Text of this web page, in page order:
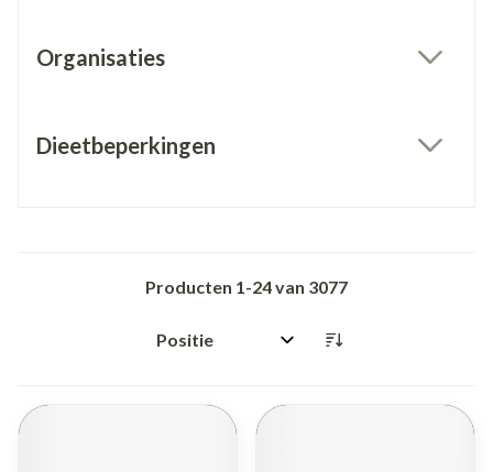
Organisaties
Dieetbeperkingen
Producten 1-24van 3077
Sorteer op: